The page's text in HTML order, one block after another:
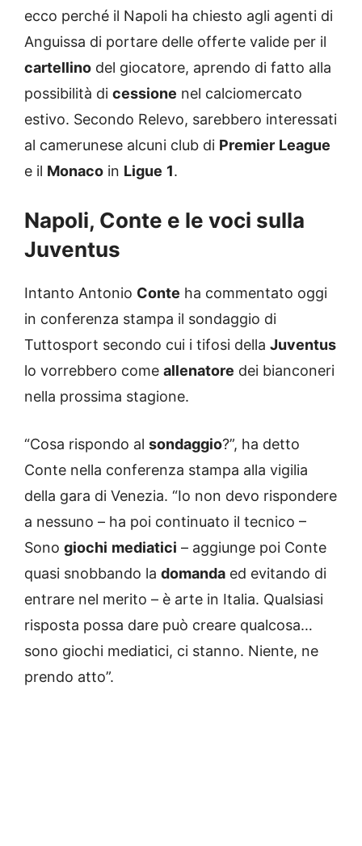
ecco perché il Napoli ha chiesto agli agenti di
Anguissa di portare delle offerte valide per il
cartellino del giocatore, aprendo di fatto alla
possibilità di cessione nel calciomercato
estivo. Secondo Relevo, sarebbero interessati
al camerunese alcuni club di Premier League
e il Monaco in Ligue 1.
Napoli, Conte e le voci sulla
Juventus
Intanto Antonio Conte ha commentato oggi
in conferenza stampa il sondaggio di
Tuttosport secondo cui i tifosi della Juventus
lo vorrebbero come allenatore dei bianconeri
nella prossima stagione.
“Cosa rispondo al sondaggio?”, ha detto
Conte nella conferenza stampa alla vigilia
della gara di Venezia. “Io non devo rispondere
a nessuno – ha poi continuato il tecnico –
Sono giochi mediatici – aggiunge poi Conte
quasi snobbando la domanda ed evitando di
entrare nel merito – è arte in Italia. Qualsiasi
risposta possa dare può creare qualcosa…
sono giochi mediatici, ci stanno. Niente, ne
prendo atto”.